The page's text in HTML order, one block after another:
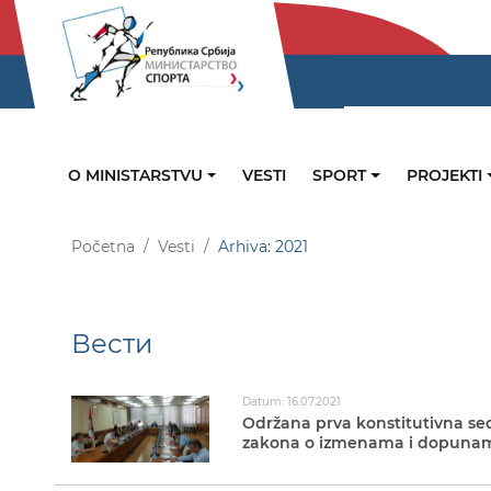
O MINISTARSTVU VESTI SPORT PROJEKTI
Početna Vesti Arhiva: 2021
Вести
Datum: 16.07.2021
Održana prva konstitutivna
zakona o izmenama i